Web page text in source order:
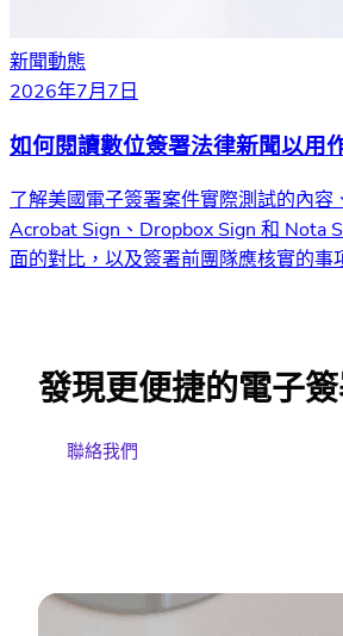
新聞動態
2026年7月7日
如何閱讀數位簽署法律新聞以用
了解美國電子簽署案件實際測試的內容
Acrobat Sign、Dropbox Sign 和 Nota
面的對比，以及簽署前團隊應核實的事
發現更便捷的電子
聯絡我們